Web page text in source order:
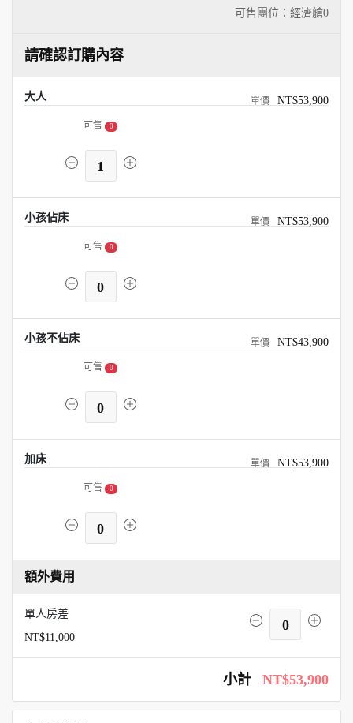
可售團位：經濟艙0
請確認訂購內容
大人 NT$53,900
可售 0
1
小孩佔床 NT$53,900
可售 0
0
小孩不佔床 NT$43,900
可售 0
0
加床 NT$53,900
可售 0
0
額外費用
單人房差
NT$11,000
0
小計 NT$53,900